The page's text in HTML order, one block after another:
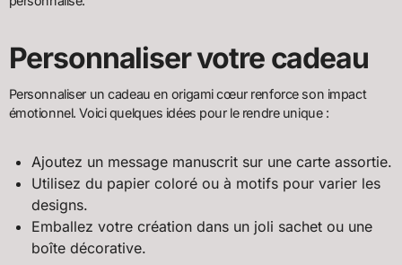
Personnaliser votre cadeau
Personnaliser un cadeau en origami cœur renforce son impact
émotionnel. Voici quelques idées pour le rendre unique :
Ajoutez un message manuscrit sur une carte assortie.
Utilisez du papier coloré ou à motifs pour varier les
designs.
Emballez votre création dans un joli sachet ou une
boîte décorative.